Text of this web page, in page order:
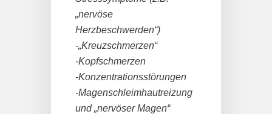
„nervöse
Herzbeschwerden“)
-„Kreuzschmerzen“
-Kopfschmerzen
-Konzentrationsstörungen
-Magenschleimhautreizung
und „nervöser Magen“